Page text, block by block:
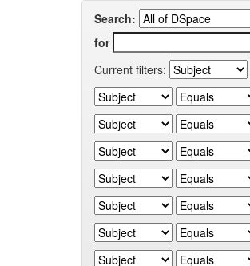
Search:
for
Current filters: